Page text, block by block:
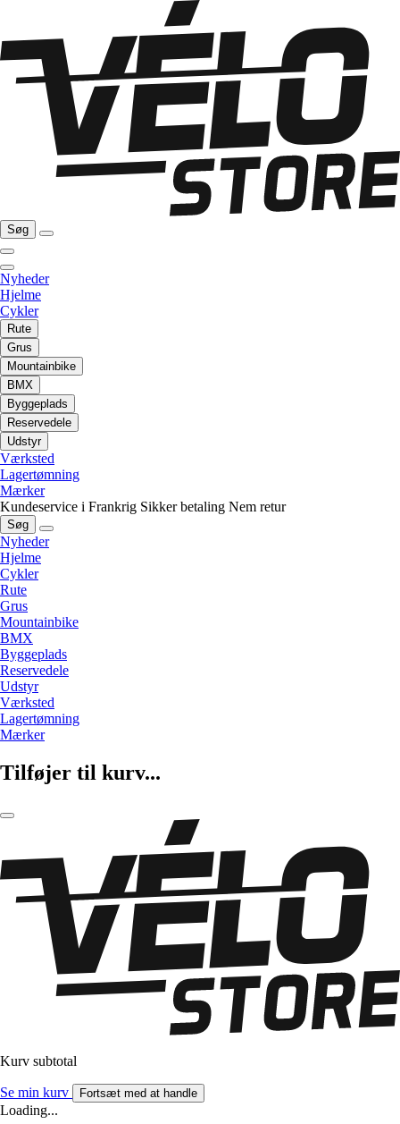
Søg
Nyheder
Hjelme
Cykler
Rute
Grus
Mountainbike
BMX
Byggeplads
Reservedele
Udstyr
Værksted
Lagertømning
Mærker
Kundeservice i Frankrig Sikker betaling Nem retur
Søg
Nyheder
Hjelme
Cykler
Rute
Grus
Mountainbike
BMX
Byggeplads
Reservedele
Udstyr
Værksted
Lagertømning
Mærker
Tilføjer til kurv...
Kurv subtotal
Se min kurv Fortsæt med at handle
Loading...